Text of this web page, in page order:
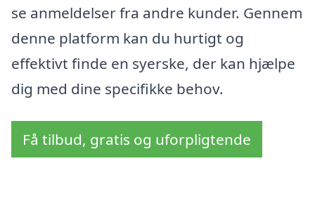
se anmeldelser fra andre kunder. Gennem
denne platform kan du hurtigt og
effektivt finde en syerske, der kan hjælpe
dig med dine specifikke behov.
Få tilbud, gratis og uforpligtende